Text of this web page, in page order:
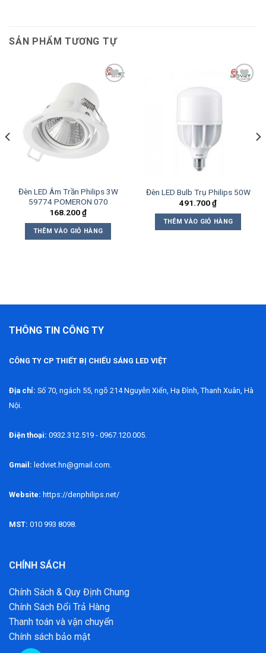
SẢN PHẨM TƯƠNG TỰ
Add to
wishlist
Đèn LED Âm Trần Philips 3W
59774 POMERON 070
168.200₫
THÊM VÀO GIỎ HÀNG
Đèn LED Bulb Trụ Philips 50W
491.700₫
THÊM VÀO GIỎ HÀNG
THÔNG TIN CÔNG TY
CÔNG TY CP THIẾT BỊ CHIẾU SÁNG LED VIỆT
Địa chỉ: Số 70, ngách 55, ngõ 214 Nguyễn Xiển, Hạ Đình, Thanh Xuân, Hà
Nội.
Điện thoại: 0932.312.519 - 0967.120.005.
Gmail: ledviet.hn@gmail.com.
Website: https://denphilips.net/
MST: 010 993 8098.
CHÍNH SÁCH
Chính Sách & Quy Định Chung
Chính Sách Đổi Trả Hàng
Thanh toán và vận chuyển
Chính sách bảo mật